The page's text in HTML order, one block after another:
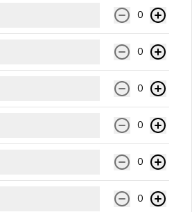
Carne angus, palta, tomate y
A Lo Pobre
Carne angus, queso cheddar, papas
fritas, huevo frito, cebolla salteada y
salsa golf.
0
0
0
0
0
0